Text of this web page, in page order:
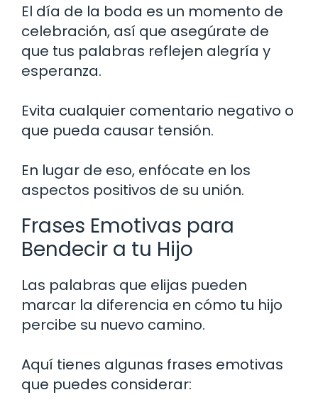
El día de la boda es un momento de
celebración, así que asegúrate de
que tus palabras reflejen alegría y
esperanza.
Evita cualquier comentario negativo o
que pueda causar tensión.
En lugar de eso, enfócate en los
aspectos positivos de su unión.
Frases Emotivas para
Bendecir a tu Hijo
Las palabras que elijas pueden
marcar la diferencia en cómo tu hijo
percibe su nuevo camino.
Aquí tienes algunas frases emotivas
que puedes considerar: